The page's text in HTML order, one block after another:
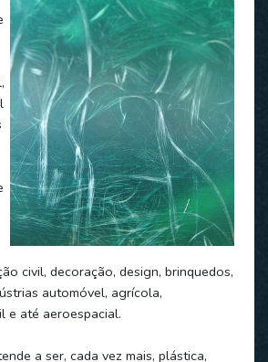
civil, decoração, design, brinquedos,
automóvel, agrícola,
e até aeroespacial.
a ser, cada vez mais, plástica,